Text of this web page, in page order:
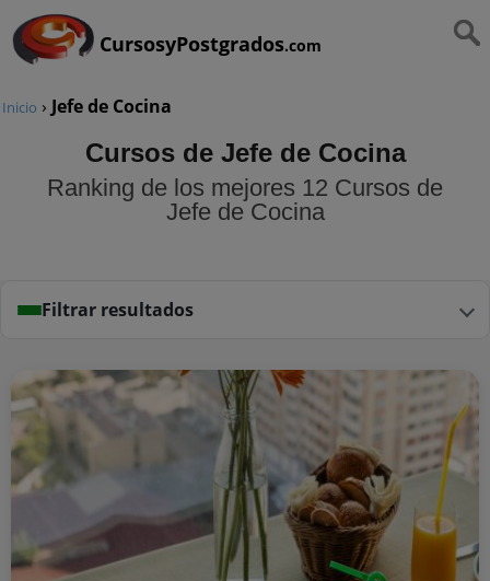
CursosyPostgrados.com
Inicio › Jefe de Cocina
Cursos de Jefe de Cocina
Ranking de los mejores 12 Cursos de
Jefe de Cocina
Filtrar resultados